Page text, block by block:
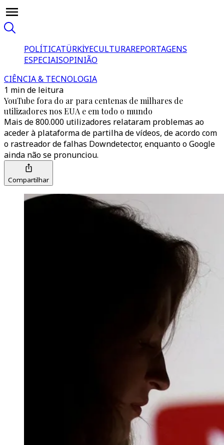
POLÍTICATÜRKİYECULTURAREPORTAGENS
ESPECIAISOPINIÃO
CIÊNCIA & TECNOLOGIA
1 min de leitura
YouTube fora do ar para centenas de milhares de
utilizadores nos EUA e em todo o mundo
Mais de 800.000 utilizadores relataram problemas ao
aceder à plataforma de partilha de vídeos, de acordo com
o rastreador de falhas Downdetector, enquanto o Google
ainda não se pronunciou.
Compartilhar